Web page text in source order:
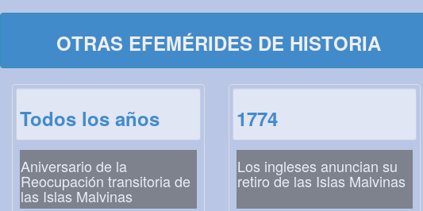
OTRAS EFEMÉRIDES DE HISTORIA
Todos los años
Aniversario de la
Reocupación transitoria de
las Islas Malvinas
1774
Los ingleses anuncian su
retiro de las Islas Malvinas